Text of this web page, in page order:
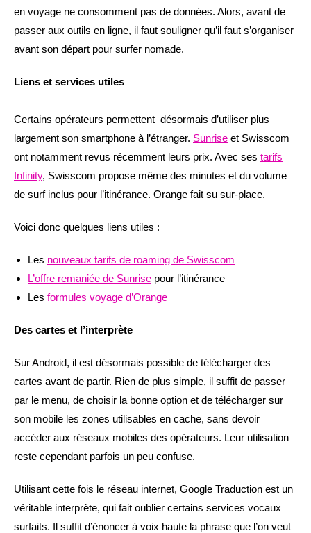
en voyage ne consomment pas de données. Alors, avant de
passer aux outils en ligne, il faut souligner qu’il faut s’organiser
avant son départ pour surfer nomade.
Liens et services utiles
Certains opérateurs permettent désormais d’utiliser plus
largement son smartphone à l’étranger. Sunrise et Swisscom
ont notamment revus récemment leurs prix. Avec ses tarifs
Infinity, Swisscom propose même des minutes et du volume
de surf inclus pour l’itinérance. Orange fait su sur-place.
Voici donc quelques liens utiles :
Les nouveaux tarifs de roaming de Swisscom
L’offre remaniée de Sunrise pour l’itinérance
Les formules voyage d’Orange
Des cartes et l’interprète
Sur Android, il est désormais possible de télécharger des
cartes avant de partir. Rien de plus simple, il suffit de passer
par le menu, de choisir la bonne option et de télécharger sur
son mobile les zones utilisables en cache, sans devoir
accéder aux réseaux mobiles des opérateurs. Leur utilisation
reste cependant parfois un peu confuse.
Utilisant cette fois le réseau internet, Google Traduction est un
véritable interprète, qui fait oublier certains services vocaux
surfaits. Il suffit d’énoncer à voix haute la phrase que l’on veut